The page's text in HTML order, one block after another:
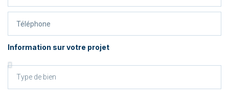
Information sur votre projet